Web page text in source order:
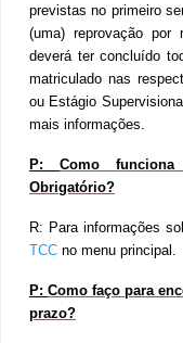
previstas no primeiro
(uma) reprovação por
deverá ter concluído
matriculado nas
ou Estágio
mais informações.
P: Como
Obrigatório?
R: Para informações
TCC no menu principal.
P: Como faço para
prazo?